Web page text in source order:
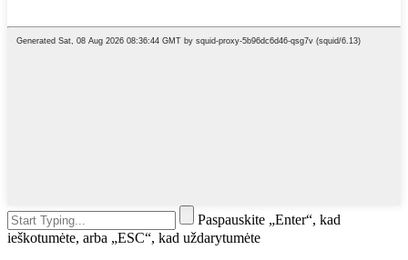
Paspauskite „Enter“, kad
ieškotumėte, arba „ESC“, kad uždarytumėte